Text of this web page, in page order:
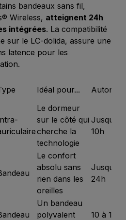
bandeaux sans fil,
Wireless, atteignent 24h
intégrées. La compatibilité
sur le LC-dolida, assure une
latence pour les
Idéal pour...
Le dormeur
sur le côté qui
cherche la
technologie
Jusqu'à
10h
Le confort
absolu sans
rien dans les
oreilles
Jusqu'à
24h
Un bandeau
polyvalent
10 à 12h